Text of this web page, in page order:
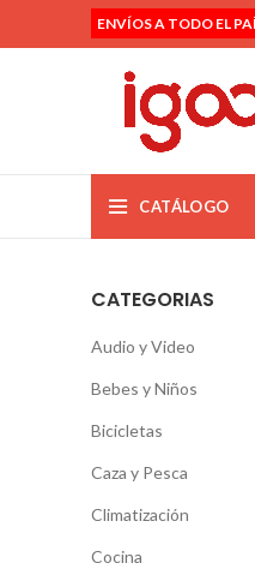
ENVÍOS A TODO EL
CATÁLOGO
CATEGORIAS
Audio y Video
Bebes y Niños
Bicicletas
Caza y Pesca
Climatización
Cocina